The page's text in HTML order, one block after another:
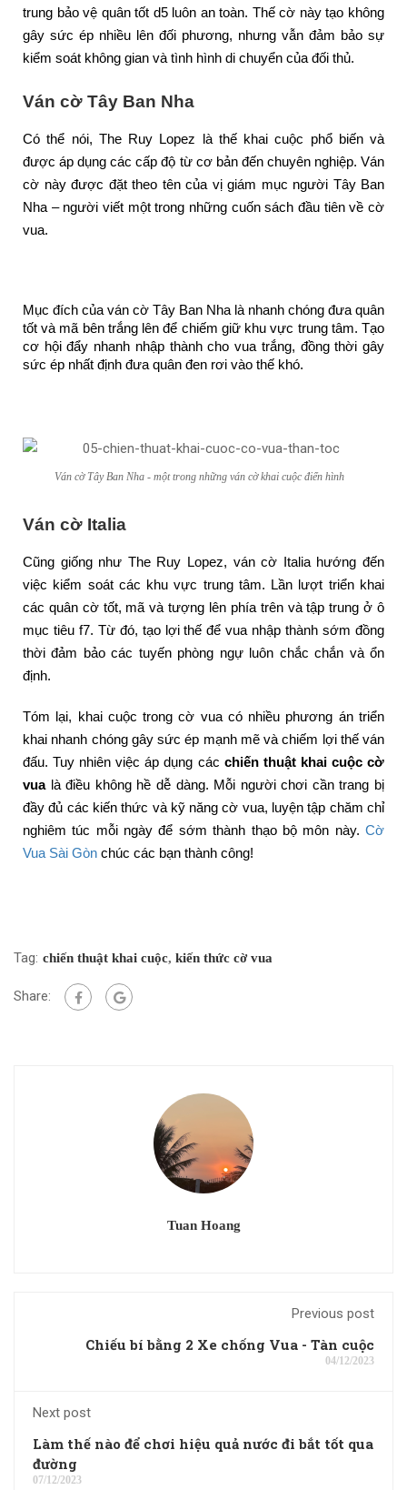
trung bảo vệ quân tốt d5 luôn an toàn. Thế cờ này tạo không
gây sức ép nhiều lên đối phương, nhưng vẫn đảm bảo sự
kiểm soát không gian và tình hình di chuyển của đối thủ.
Ván cờ Tây Ban Nha
Có thể nói, The Ruy Lopez là thế khai cuộc phổ biến và
được áp dụng các cấp độ từ cơ bản đến chuyên nghiệp. Ván
cờ này được đặt theo tên của vị giám mục người Tây Ban
Nha – người viết một trong những cuốn sách đầu tiên về cờ
vua.
Mục đích của ván cờ Tây Ban Nha là nhanh chóng đưa quân
tốt và mã bên trắng lên để chiếm giữ khu vực trung tâm. Tạo
cơ hội đẩy nhanh nhập thành cho vua trắng, đồng thời gây
sức ép nhất định đưa quân đen rơi vào thế khó.
Ván cờ Tây Ban Nha - một trong những ván cờ khai cuộc điển hình
Ván cờ Italia
Cũng giống như The Ruy Lopez, ván cờ Italia hướng đến
việc kiểm soát các khu vực trung tâm. Lần lượt triển khai
các quân cờ tốt, mã và tượng lên phía trên và tập trung ở ô
mục tiêu f7. Từ đó, tạo lợi thế để vua nhập thành sớm đồng
thời đảm bảo các tuyến phòng ngự luôn chắc chắn và ổn
định.
Tóm lại, khai cuộc trong cờ vua có nhiều phương án triển
khai nhanh chóng gây sức ép mạnh mẽ và chiếm lợi thế ván
đấu. Tuy nhiên việc áp dụng các chiến thuật khai cuộc cờ
vualà điều không hề dễ dàng. Mỗi người chơi cần trang bị
đầy đủ các kiến thức và kỹ năng cờ vua, luyện tập chăm chỉ
nghiêm túc mỗi ngày để sớm thành thạo bộ môn này. Cờ
Vua Sài Gòn chúc các bạn thành công!
Tag: chiến thuật khai cuộc, kiến thức cờ vua
Share:
Tuan Hoang
Previous post
Chiếu bí bằng 2 Xe chống Vua - Tàn cuộc
04/12/2023
Next post
Làm thế nào để chơi hiệu quả nước đi bắt tốt qua
đường
07/12/2023